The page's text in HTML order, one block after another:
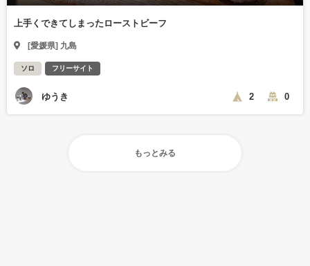
上手くできてしまったローストビーフ
[愛媛県] 九島
ソロ フリーサイト
ゆうき 2 0
もっとみる